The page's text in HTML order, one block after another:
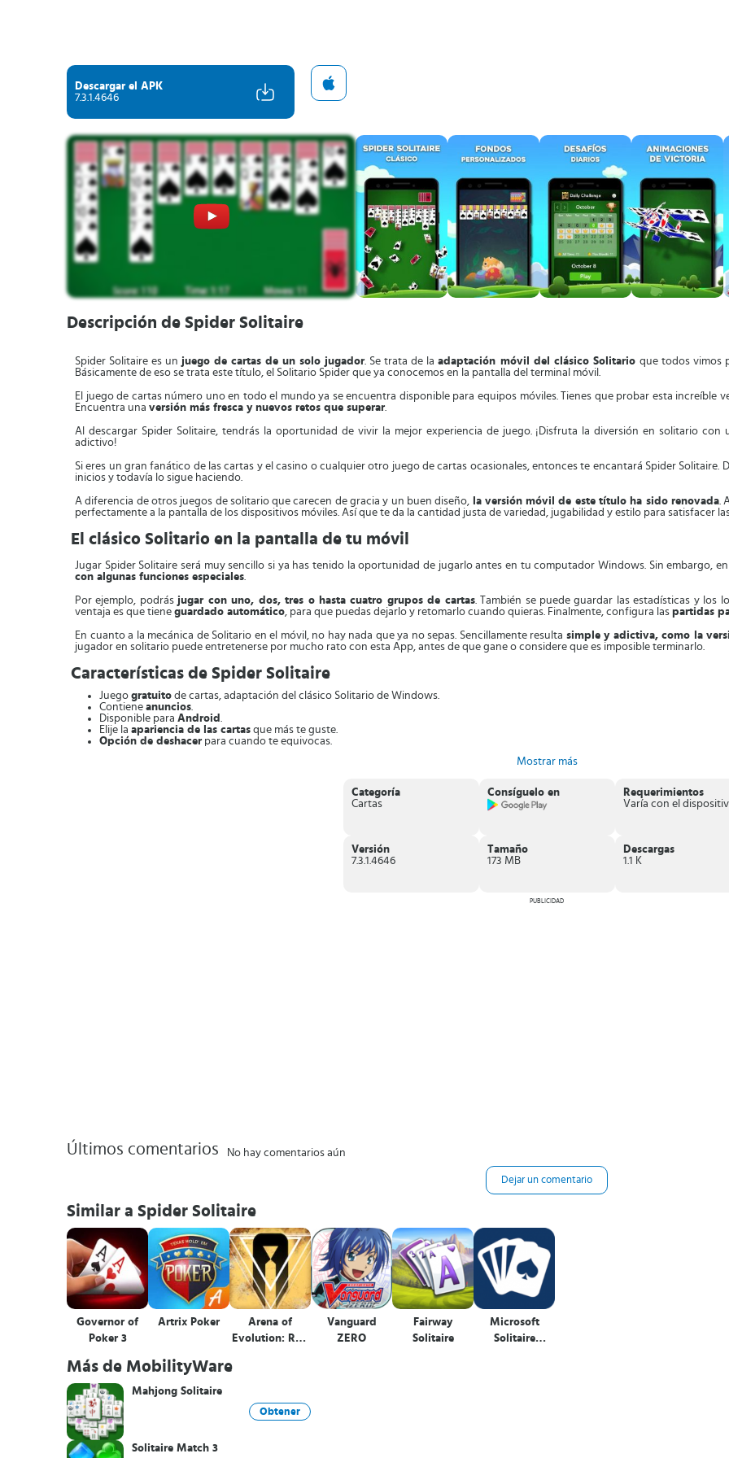
Descargar el APK
7.3.1.4646
Descripción de Spider Solitaire
Spider Solitaire es un juego de cartas de un solo jugador. Se trata de laadaptación móvil del clásico Solitario que todos vimos
Básicamente de eso se trata este título, el Solitario Spider que ya conocemos en la pantalla del terminal móvil.
El juego de cartas número uno en todo el mundo ya se encuentra disponible para equipos móviles. Tienes que probar esta increíble
Encuentra una versión más fresca y nuevos retos que superar.
Al descargar Spider Solitaire, tendrás la oportunidad de vivir la mejor experiencia de juego. ¡Disfruta la diversión en solitario
adictivo!
Si eres un gran fanático de las cartas y el casino o cualquier otro juego de cartas ocasionales, entonces te encantará Spider
inicios y todavía lo sigue haciendo.
A diferencia de otros juegos de solitario que carecen de gracia y un buen diseño, la versión móvil de este título ha sido renovada.
perfectamente a la pantalla de los dispositivos móviles. Así que te da la cantidad justa de variedad, jugabilidad y estilo para satisfacer
El clásico Solitario en la pantalla de tu móvil
Jugar Spider Solitaire será muy sencillo si ya has tenido la oportunidad de jugarlo antes en tu computador Windows. Sin embargo,
con algunas funciones especiales.
Por ejemplo, podrás jugar con uno, dos, tres o hasta cuatro grupos de cartas. También se puede guardar las estadísticas y los
ventaja es que tiene guardado automático, para que puedas dejarlo y retomarlo cuando quieras. Finalmente, configura las partidas
En cuanto a la mecánica de Solitario en el móvil, no hay nada que ya no sepas. Sencillamente resulta simple y adictiva, como la
jugador en solitario puede entretenerse por mucho rato con esta App, antes de que gane o considere que es imposible terminarlo.
Características de Spider Solitaire
Juego gratuito de cartas, adaptación del clásico Solitario de Windows.
Contiene anuncios.
Disponible para Android .
Elije la apariencia de las cartas que más te guste.
Opción de deshacer para cuando te equivocas.
matar el tiempo y estimular la mente.
Mostrar más
Categoría
Cartas
Consíguelo en
Requerimientos
Varía con el
Versión
7.3.1.4646
Tamaño
173 MB
Descargas
1.1 K
PUBLICIDAD
Últimos comentarios No hay comentarios aún
Dejar un comentario
Similar a Spider Solitaire
Governor of
Poker 3
Artrix Poker
Arena of
Evolution: Red
Vanguard
ZERO
Fairway
Solitaire
Microsoft
Solitaire
Más de MobilityWare
Mahjong Solitaire
Obtener
Solitaire Match 3